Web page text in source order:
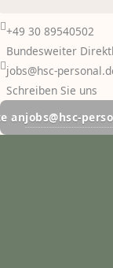
+49 30 89540502
Bundesweiter
jobs@hsc-
Schreiben Sie uns
personal.de